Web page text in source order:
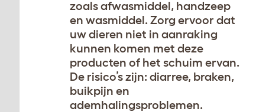
zoals afwasmiddel, handzeep
en wasmiddel. Zorg ervoor dat
uw dieren niet in aanraking
kunnen komen met deze
producten of het schuim ervan.
De risico’s zijn: diarree, braken,
buikpijn en
ademhalingsproblemen.